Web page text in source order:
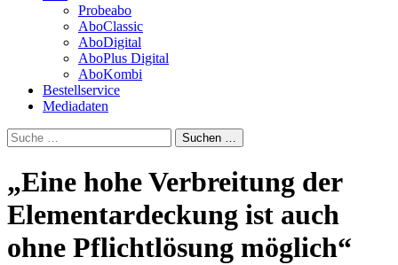
Probeabo
AboClassic
AboDigital
AboPlus Digital
AboKombi
Bestellservice
Mediadaten
„Eine hohe Verbreitung der
Elementardeckung ist auch
ohne Pflichtlösung möglich“